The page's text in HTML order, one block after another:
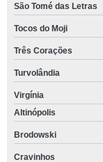
São Tomé das Letras
Tocos do Moji
Três Corações
Turvolândia
Virgínia
Altinópolis
Brodowski
Cravinhos